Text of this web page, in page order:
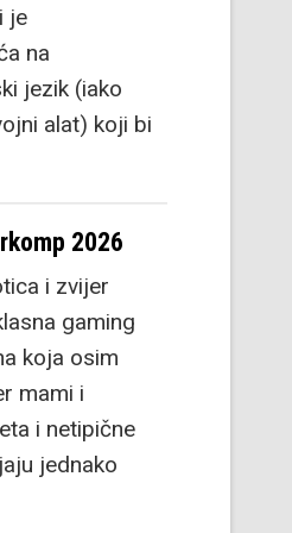
je
na
jezik (iako
alat) koji bi
2026
i zvijer
gaming
koja osim
mami i
i netipične
jednako